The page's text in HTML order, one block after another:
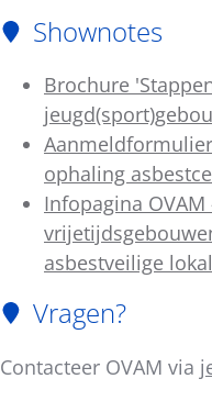
Shownotes
Brochure
ophaling
Infopagina
asbestveilige
Vragen?
Contacteer OVAM via